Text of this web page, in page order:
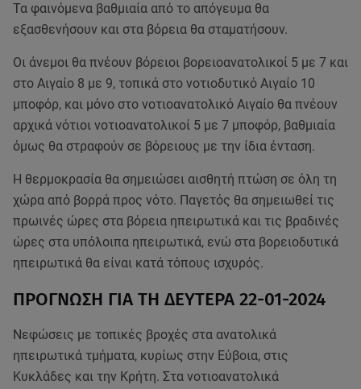
Τα φαινόμενα βαθμιαία από το απόγευμα θα
εξασθενήσουν και στα βόρεια θα σταματήσουν.
Οι άνεμοι θα πνέουν βόρειοι βορειοανατολικοί 5 με 7 και
στο Αιγαίο 8 με 9, τοπικά στο νοτιοδυτικό Αιγαίο 10
μποφόρ, και μόνο στο νοτιοανατολικό Αιγαίο θα πνέουν
αρχικά νότιοι νοτιοανατολικοί 5 με 7 μποφόρ, βαθμιαία
όμως θα στραφούν σε βόρειους με την ίδια ένταση.
Η θερμοκρασία θα σημειώσει αισθητή πτώση σε όλη τη
χώρα από βορρά προς νότο. Παγετός θα σημειωθεί τις
πρωινές ώρες στα βόρεια ηπειρωτικά και τις βραδινές
ώρες στα υπόλοιπα ηπειρωτικά, ενώ στα βορειοδυτικά
ηπειρωτικά θα είναι κατά τόπους ισχυρός.
ΠΡΟΓΝΩΣΗ ΓΙΑ ΤΗ ΔΕΥΤΕΡΑ 22-01-2024
Νεφώσεις με τοπικές βροχές στα ανατολικά
ηπειρωτικά τμήματα, κυρίως στην Εύβοια, στις
Κυκλάδες και την Κρήτη. Στα νοτιοανατολικά